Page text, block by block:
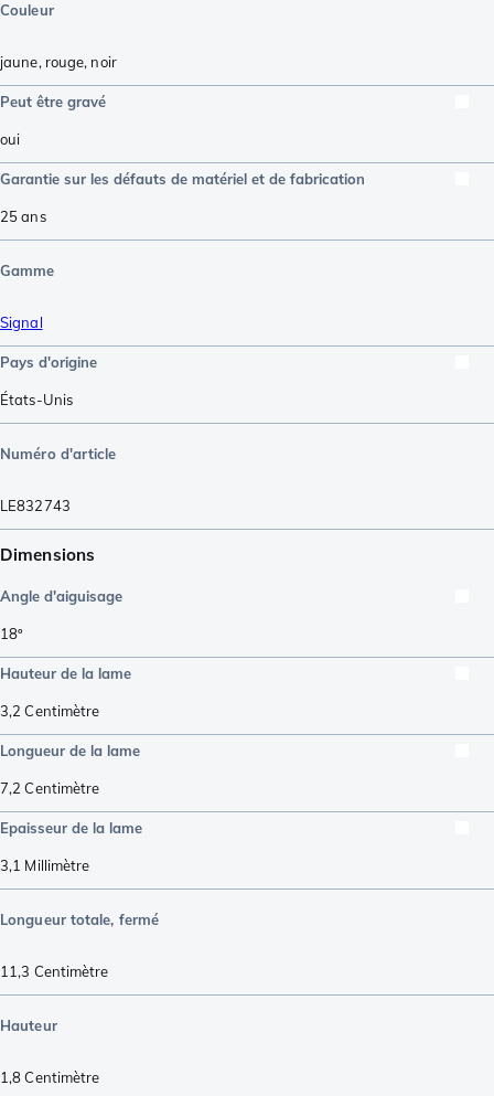
Couleur
jaune, rouge, noir
Peut être gravé
oui
Garantie sur les défauts de matériel et de fabrication
25 ans
Gamme
Signal
Pays d'origine
États-Unis
Numéro d'article
LE832743
Dimensions
Angle d'aiguisage
18º
Hauteur de la lame
3,2 Centimètre
Longueur de la lame
7,2 Centimètre
Epaisseur de la lame
3,1 Millimètre
Longueur totale, fermé
11,3 Centimètre
Hauteur
1,8Centimètre